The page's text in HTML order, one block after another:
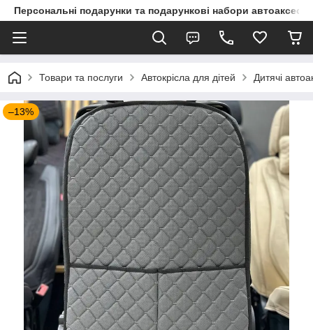
Персональні подарунки та подарункові набори
Товари та послуги Автокрісла для дітей Дитячі
–13%